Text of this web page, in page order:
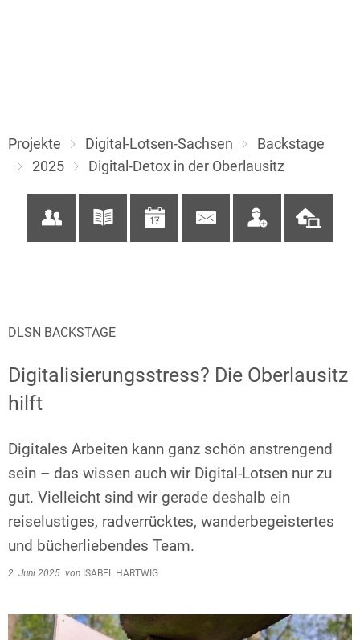
Projekte Digital-Lotsen-Sachsen
Backstage
2025
Digital-Detox in der Oberlausitz
DLSN BACKSTAGE
Digitalisierungsstress? Die Oberlausitz
hilft
Digitales Arbeiten kann ganz schön anstrengend
sein – das wissen auch wir Digital-Lotsen nur zu
gut. Vielleicht sind wir gerade deshalb ein
reiselustiges, radverrücktes, wanderbegeistertes
und bücherliebendes Team.
2. Juni 2025 von ISABEL HARTWIG